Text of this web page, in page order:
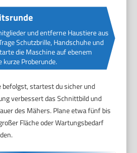
und entferne Haustiere aus
Schutzbrille, Handschuhe und
die Maschine auf ebenem
kurze Proberunde.
befolgst, startest du sicher und
verbessert das Schnittbild und
des Mähers. Plane etwa fünf bis
Fläche oder Wartungsbedarf